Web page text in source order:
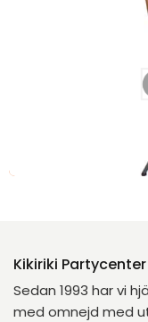
Kikiriki Partycenter
Sedan 1993 har vi
med omnejd med